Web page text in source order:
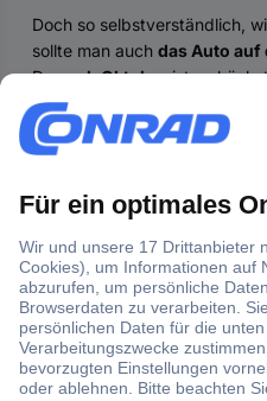
Doch so selbstverständlich,
sollte man auch das Auto auf
Dennab Oktoberist es
zu machen.
Effektiver Schutz vor
Alles für die effektive
Fragen rund um das